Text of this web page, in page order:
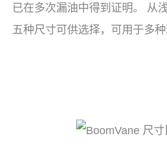
已在多次漏油中得到证明。 从
五种尺寸可供选择，可用于多种